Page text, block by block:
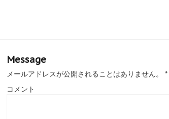
Message
メールアドレスが公開されることはありません。 *
コメント